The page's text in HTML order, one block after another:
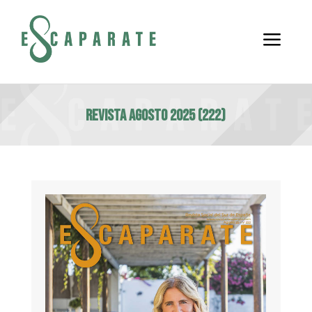
a
Revista agosto 2025 (222)